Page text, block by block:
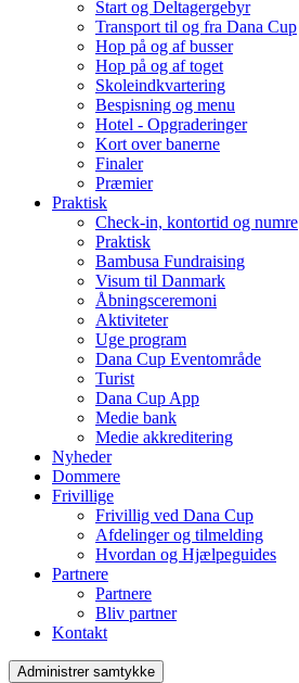
Start og Deltagergebyr
Transport til og fra Dana Cup
Hop på og af busser
Hop på og af toget
Skoleindkvartering
Bespisning og menu
Hotel - Opgraderinger
Kort over banerne
Finaler
Præmier
Praktisk
Check-in, kontortid og numre
Praktisk
Bambusa Fundraising
Visum til Danmark
Åbningsceremoni
Aktiviteter
Uge program
Dana Cup Eventområde
Turist
Dana Cup App
Medie bank
Medie akkreditering
Nyheder
Dommere
Frivillige
Frivillig ved Dana Cup
Afdelinger og tilmelding
Hvordan og Hjælpeguides
Partnere
Partnere
Bliv partner
Kontakt
Administrer samtykke